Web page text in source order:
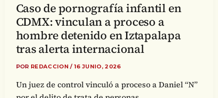
Caso de pornografía infantil en
CDMX: vinculan a proceso a
hombre detenido en Iztapalapa
tras alerta internacional
POR REDACCION/ 16 JUNIO, 2026
Un juez de control vinculó a proceso a Daniel “N”